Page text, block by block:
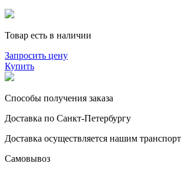
Товар есть в наличии
Запросить цену
Купить
Способы получения заказа
Доставка по Санкт-Петербургу
Доставка осуществляется нашим
Самовывоз